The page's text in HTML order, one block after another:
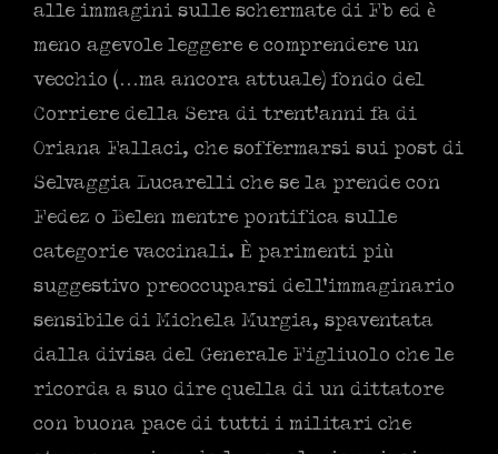
alle immagini sulle schermate di Fb ed è
meno agevole leggere e comprendere un
vecchio (…ma ancora attuale) fondo del
Corriere della Sera di trent’anni fa di
Oriana Fallaci, che soffermarsi sui post di
Selvaggia Lucarelli che se la prende con
Fedez o Belen mentre pontifica sulle
categorie vaccinali. È parimenti più
suggestivo preoccuparsi dell’immaginario
sensibile di Michela Murgia, spaventata
dalla divisa del Generale Figliuolo che le
ricorda a suo dire quella di un dittatore
con buona pace di tutti i militari che